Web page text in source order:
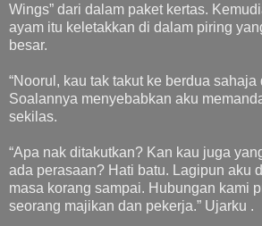
Wings” dari dalam paket kertas.
ayam itu keletakkan di dalam piring
besar.
“Noorul, kau tak takut ke berdua sahaja
Soalannya menyebabkan aku
sekilas.
“Apa nak ditakutkan? Kan kau juga
ada perasaan? Hati batu. Lagipun aku
masa korang sampai. Hubungan kami
seorang majikan dan pekerja.” Ujarku .